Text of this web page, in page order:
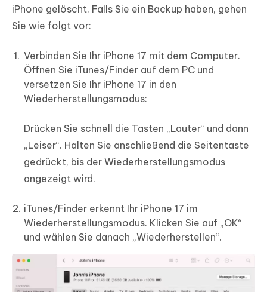
iPhone gelöscht. Falls Sie ein Backup haben, gehen
Sie wie folgt vor:
Verbinden Sie Ihr iPhone 17 mit dem Computer.
Öffnen Sie iTunes/Finder auf dem PC und
versetzen Sie Ihr iPhone 17 in den
Wiederherstellungsmodus:
Drücken Sie schnell die Tasten „Lauter“ und dann
„Leiser“. Halten Sie anschließend die Seitentaste
gedrückt, bis der Wiederherstellungsmodus
angezeigt wird.
iTunes/Finder erkennt Ihr iPhone 17 im
Wiederherstellungsmodus. Klicken Sie auf „OK“
und wählen Sie danach „Wiederherstellen“.